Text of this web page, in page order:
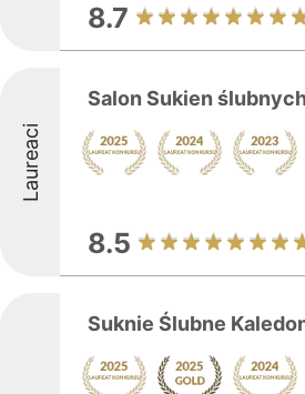
8.7
Laureaci
Salon Sukien
8.5
Suknie Ślubne